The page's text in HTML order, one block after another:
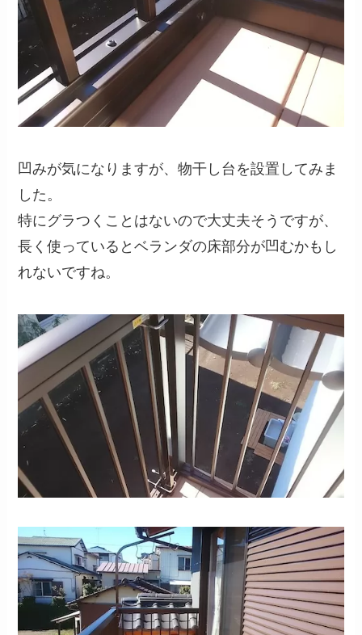
凹みが気になりますが、物干し台を設置してみま
した。
特にグラつくことはないので大丈夫そうですが、
長く使っているとベランダの床部分が凹むかもし
れないですね。